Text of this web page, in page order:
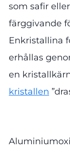
som safir
färggivande
Enkristallina
erhållas
en
kristallen